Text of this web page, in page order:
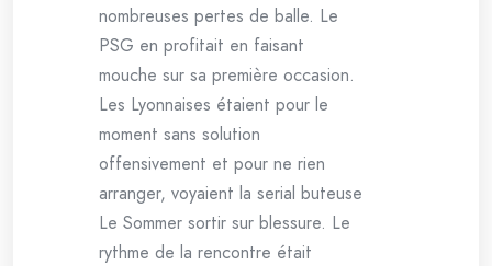
nombreuses pertes de balle. Le
PSG en profitait en faisant
mouche sur sa première occasion.
Les Lyonnaises étaient pour le
moment sans solution
offensivement et pour ne rien
arranger, voyaient la serial buteuse
Le Sommer sortir sur blessure. Le
rythme de la rencontre était